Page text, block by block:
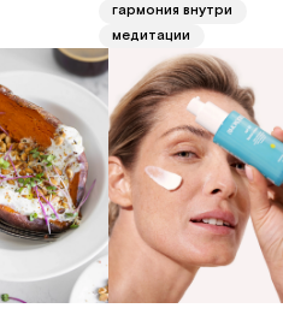
гармония внутри
медитации